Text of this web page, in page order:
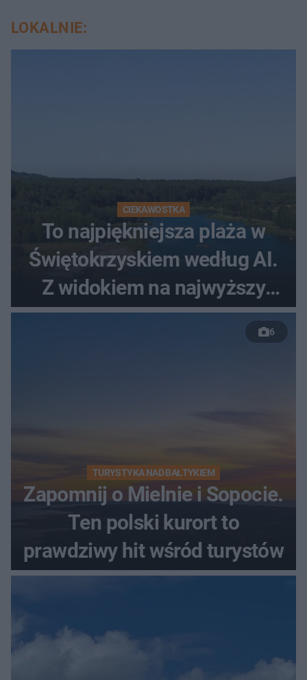
LOKALNIE:
CIEKAWOSTKA
To najpiękniejsza plaża w
Świętokrzyskiem według AI.
Z widokiem na najwyższy
szczyt Gór Świętokrzyskich
6
TURYSTYKA NAD BAŁTYKIEM
Zapomnij o Mielnie i Sopocie.
Ten polski kurort to
prawdziwy hit wśród turystów